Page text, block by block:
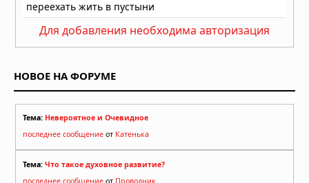
Для добавления необходима авторизация
НОВОЕ НА ФОРУМЕ
Тема: Невероятное и Очевидное
последнее сообщение от Катенька
Тема: Что такое духовное развитие?
последнее сообщение от Проводник